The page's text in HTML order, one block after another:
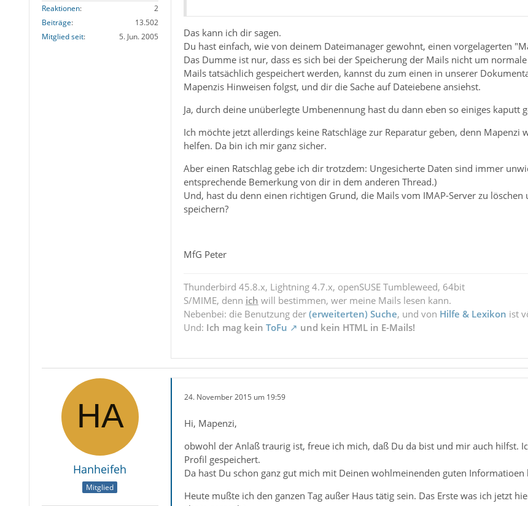
Reaktionen
2
Beiträge
13.502
Mitglied seit
5. Jun. 2005
Das kann ich dir sagen.
Du hast einfach, wie von deinem Dateimanager gewohnt, einen vorgelagerten
Das Dumme ist nur, dass es sich bei der Speicherung der Mails nicht um
Mails tatsächlich gespeichert werden, kannst du zum einen in unserer
Mapenzis Hinweisen folgst, und dir die Sache auf Dateiebene ansiehst.
Ja, durch deine unüberlegte Umbenennung hast du dann eben so einiges kaputt
Ich möchte jetzt allerdings keine Ratschläge zur Reparatur geben, denn
helfen. Da bin ich mir ganz sicher.
Aber einen Ratschlag gebe ich dir trotzdem: Ungesicherte Daten sind immer
entsprechende Bemerkung von dir in dem anderen Thread.)
Und, hast du denn einen richtigen Grund, die Mails vom IMAP-Server zu
speichern?
MfG Peter
Thunderbird 45.8.x, Lightning 4.7.x, openSUSE Tumbleweed, 64bit
S/MIME, denn ich will bestimmen, wer meine Mails lesen kann.
Nebenbei: die Benutzung der (erweiterten) Suche, und von Hilfe & Lexikon ist
Und: Ich mag kein ToFu und kein HTML in E-Mails!
Hanheifeh
Mitglied
24. November 2015 um 19:59
Hi, Mapenzi,
obwohl der Anlaß traurig ist, freue ich mich, daß Du da bist und mir auch hilfst.
Profil gespeichert.
Da hast Du schon ganz gut mich mit Deinen wohlmeinenden guten
Heute mußte ich den ganzen Tag außer Haus tätig sein. Das Erste was ich jetzt